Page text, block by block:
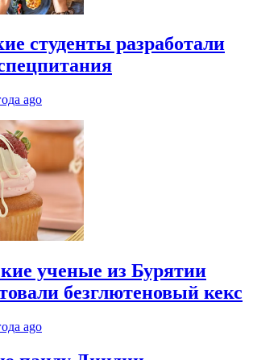
студенты разработали
ago
ученые из Бурятии
безглютеновый кекс
ago